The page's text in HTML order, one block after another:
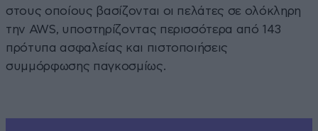
στους οποίους βασίζονται οι πελάτες σε ολόκληρη
την AWS, υποστηρίζοντας περισσότερα από 143
πρότυπα ασφαλείας και πιστοποιήσεις
συμμόρφωσης παγκοσμίως.